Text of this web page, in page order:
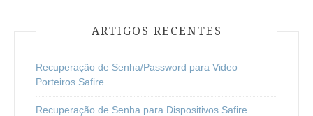
ARTIGOS RECENTES
Recuperação de Senha/Password para Video
Porteiros Safire
Recuperação de Senha para Dispositivos Safire